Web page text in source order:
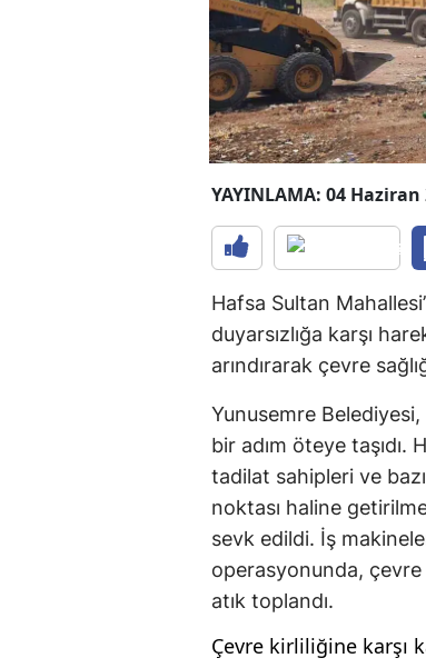
YAYINLAMA: 04 Haziran
Hafsa Sultan
duyarsızlığa karşı
arındırarak çevre
Yunusemre
bir adım öteye taşıdı.
tadilat sahipleri ve
noktası haline
sevk edildi. İş
operasyonunda,
atık toplandı.
Çevre kirliliğine karşı